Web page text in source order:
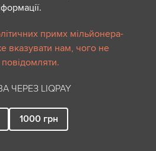
примх мільйонера-
вказувати нам, чого не
LIQPAY
1000 грн